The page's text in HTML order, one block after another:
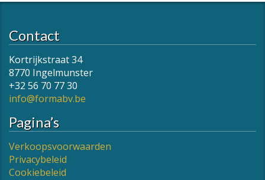
Contact
Kortrijkstraat 34
8770 Ingelmunster
+32 56 70 77 30
info@formabv.be
Pagina’s
Verkoopsvoorwaarden
Privacybeleid
Cookiebeleid